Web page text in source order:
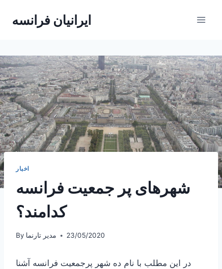
ایرانیان فرانسه
اخبار
شهرهای پر جمعیت فرانسه
کدامند؟
By مدیر تارنما 23/05/2020
در این مطلب با نام ده شهر پرجمعیت فرانسه آشنا